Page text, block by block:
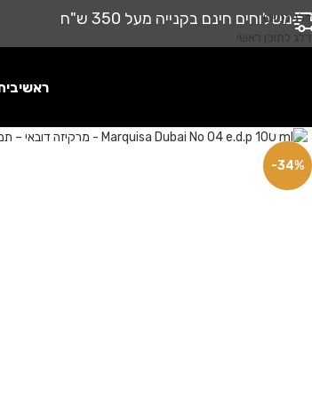
דלג לניווט
דלג לתוכן ראשי
משלוחים חינם בקנייה מעל 350 ש"ח
ראשי
-34%